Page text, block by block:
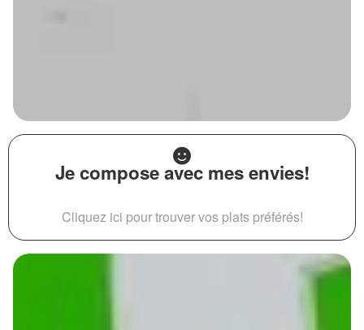
Je compose avec mes envies!
Cliquez ici pour trouver vos plats préférés!